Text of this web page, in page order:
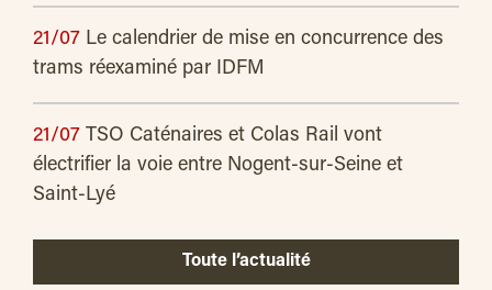
21/07 Le calendrier de mise en concurrence des
trams réexaminé par IDFM
21/07 TSO Caténaires et Colas Rail vont
électrifier la voie entre Nogent-sur-Seine et
Saint-Lyé
Toute l’actualité